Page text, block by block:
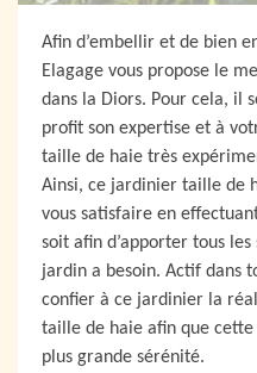
Afin d’embellir et de bien
Elagage vous propose le
dans la Diors. Pour cela, il
profit son expertise et à
taille de haie très
Ainsi, ce jardinier taille de
vous satisfaire en
soit afin d’apporter tous
jardin a besoin. Actif dans
confier à ce jardinier la
taille de haie afin que
plus grande sérénité.